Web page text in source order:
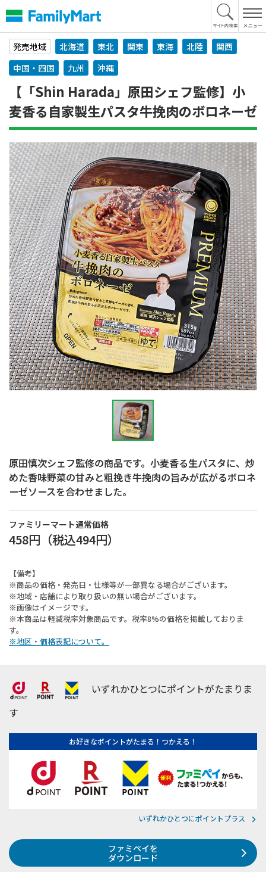
文
へ
発売地域
北海道 東北 関東 東海 北陸
関西
中国・四国
九州 沖縄
【「Shin Harada」原田シェフ監修】小
麦香る自家製生パスタ牛挽肉のボロネーゼ
原田慎次シェフ監修の商品です。小麦香る生パスタに、炒
めた香味野菜の甘みと粗挽き牛挽肉の旨みが広がるボロネ
ーゼソースを合わせました。
ファミリーマート通常価格
458円 （税込494円）
【備考】
※商品の価格・発売日・仕様等が一部異なる場合がございます。
※地域・店舗により取り扱いの無い場合がございます。
※画像はイメージです。
※本商品は軽減税率対象商品です。税率8%の価格を掲載しておりま
す。
※地区・価格表記について。
いずれかひとつにポイントがたまりま
す
お好きなポイントがたまる！つかえる！
いずれかひとつにポイントプラス
ファミペイを
ダウンロード